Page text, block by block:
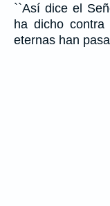
``Así dice el
ha dicho contra
eternas han